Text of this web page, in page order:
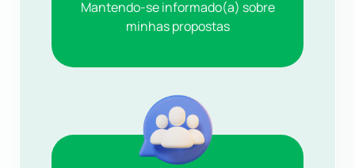
Mantendo-se informado(a) sobre
minhas propostas